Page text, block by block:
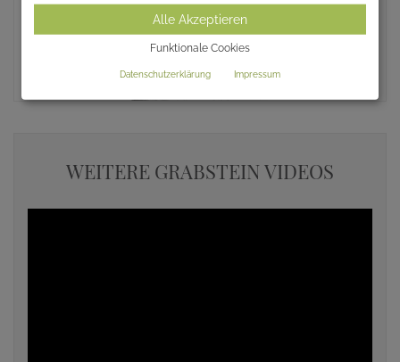
WEITERE GRABSTEIN VIDEOS
Alle Akzeptieren
Funktionale Cookies
Datenschutzerklärung Impressum